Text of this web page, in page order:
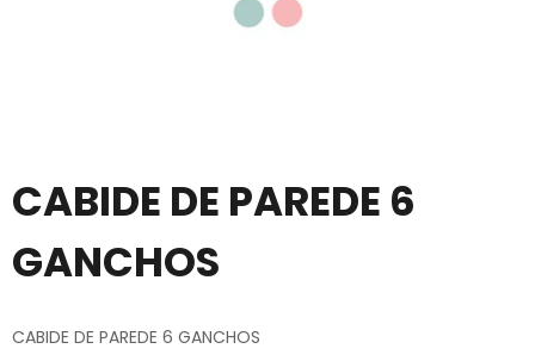
CABIDE DE PAREDE 6
GANCHOS
CABIDE DE PAREDE 6 GANCHOS